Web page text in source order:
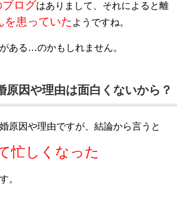
ログはありまして、それによると離
を患っていた ようですね。
ある…のかもしれません。
原因や理由は面白くないから？
原因や理由ですが、結論から言うと
忙しくなった
。